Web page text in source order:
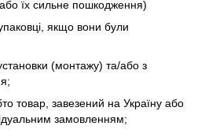
їх сильне пошкодження)
якщо вони були
(монтажу) та/або з
товар, завезений на Україну або
замовленням;